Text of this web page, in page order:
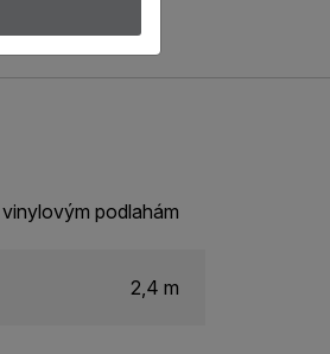
podlahám
2,4 m